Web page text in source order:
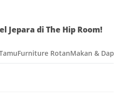
Jepara di The Hip Room!
Furniture RotanMakan & Dapur